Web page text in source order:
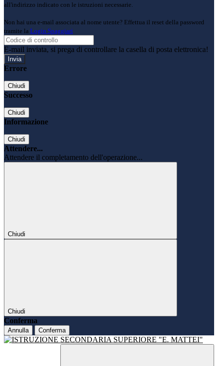
all'indirizzo indicato con le istruzioni necessarie.
Non hai una e-mail associata al nome utente? Effettua il reset della password
tramite la Login Spaggiari
E-mail inviata, si prega di controllare la casella di posta elettronica!
Errore
Chiudi
Successo
Chiudi
Informazione
Chiudi
Attendere...
Attendere il completamento dell'operazione...
Chiudi
Chiudi
Conferma
Annulla Conferma